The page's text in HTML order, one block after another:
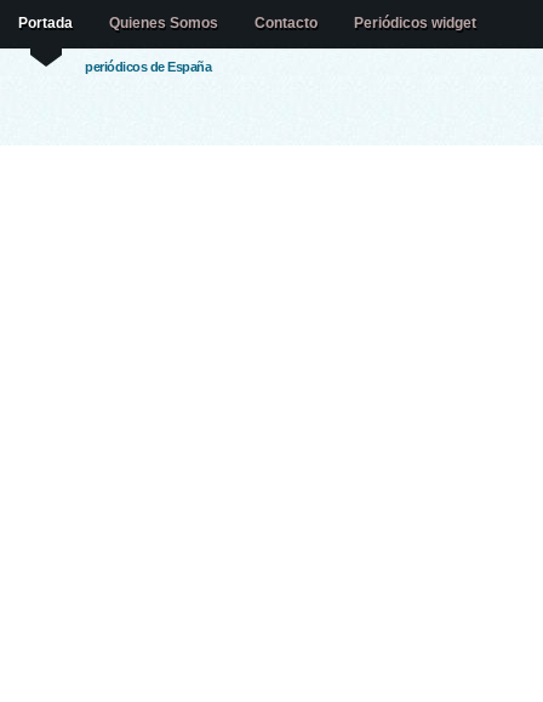
periódicos de España
Portada Quienes Somos Contacto Periódicos widget